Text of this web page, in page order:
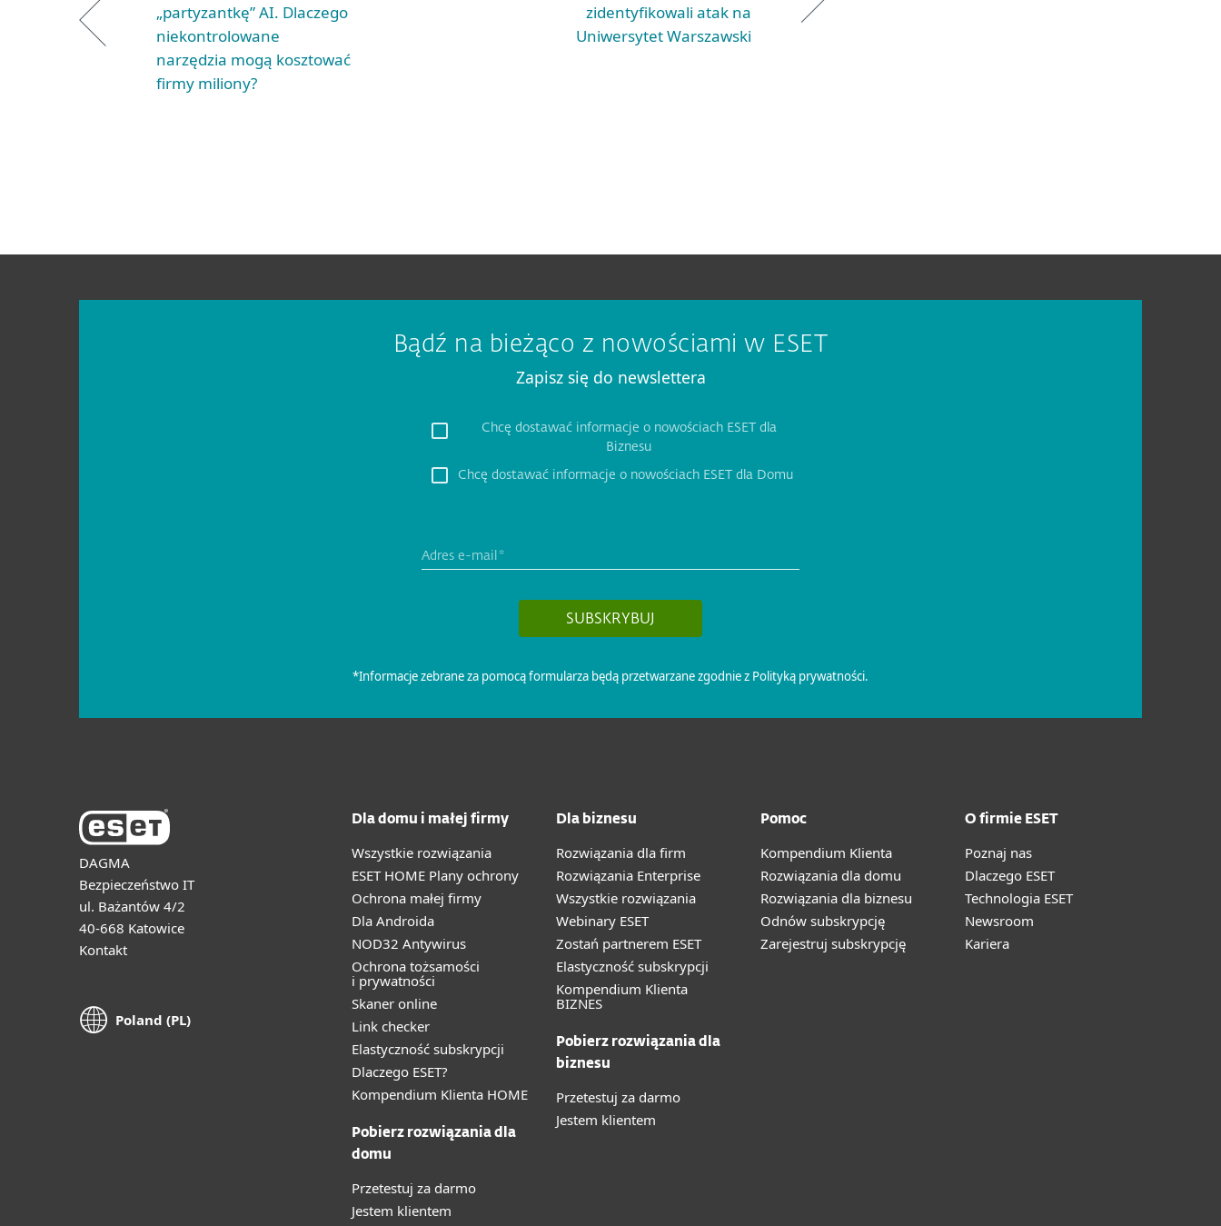
„partyzantkę” AI. Dlaczego
niekontrolowane
narzędzia mogą kosztować
firmy miliony?
zidentyfikowali atak na
Uniwersytet Warszawski
DAGMA
Bezpieczeństwo IT
ul. Bażantów 4/2
40-668 Katowice
Kontakt
Poland (PL)
Dla domu i małej firmy
Wszystkie rozwiązania
ESET HOME Plany ochrony
Ochrona małej firmy
Dla Androida
NOD32 Antywirus
Ochrona tożsamości
i prywatności
Skaner online
Link checker
Elastyczność subskrypcji
Dlaczego ESET?
Kompendium Klienta HOME
Pobierz rozwiązania dla
domu
Przetestuj za darmo
Jestem klientem
Dla biznesu
Rozwiązania dla firm
Rozwiązania Enterprise
Wszystkie rozwiązania
Webinary ESET
Zostań partnerem ESET
Elastyczność subskrypcji
Kompendium Klienta
BIZNES
Pobierz rozwiązania dla
biznesu
Przetestuj za darmo
Jestem klientem
Pomoc
Kompendium Klienta
Rozwiązania dla domu
Rozwiązania dla biznesu
Odnów subskrypcję
Zarejestruj subskrypcję
O firmie ESET
Poznaj nas
Dlaczego ESET
Technologia ESET
Newsroom
Kariera